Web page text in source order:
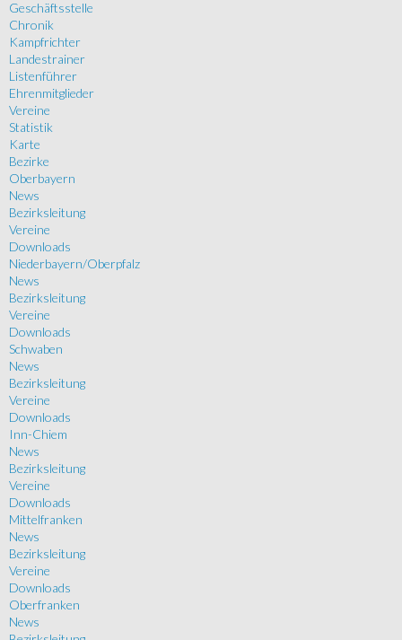
Geschäftsstelle
Chronik
Kampfrichter
Landestrainer
Listenführer
Ehrenmitglieder
Vereine
Statistik
Karte
Bezirke
Oberbayern
News
Bezirksleitung
Vereine
Downloads
Niederbayern/Oberpfalz
News
Bezirksleitung
Vereine
Downloads
Schwaben
News
Bezirksleitung
Vereine
Downloads
Inn-Chiem
News
Bezirksleitung
Vereine
Downloads
Mittelfranken
News
Bezirksleitung
Vereine
Downloads
Oberfranken
News